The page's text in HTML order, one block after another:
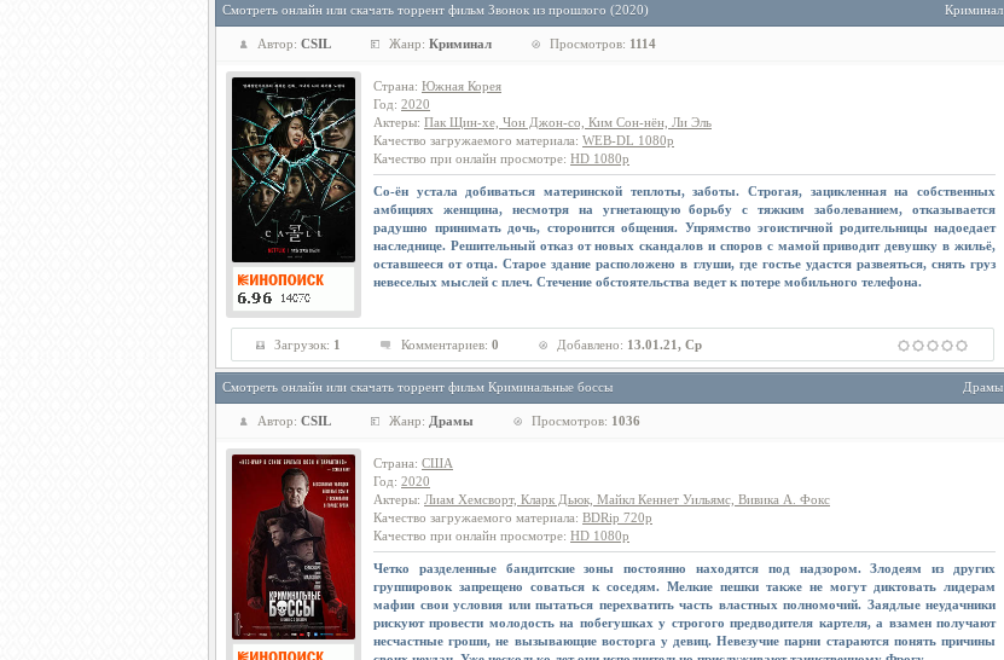
Криминал
Смотреть онлайн или скачать торрент фильм Звонок из прошлого (2020)
Автор: CSIL Жанр: Криминал Просмотров: 1114
Страна: Южная Корея
Год: 2020
Актеры: Пак Щин-хе, Чон Джон-со, Ким Сон-нён, Ли Эль
Качество загружаемого материала: WEB-DL 1080p
Качество при онлайн просмотре: HD 1080p
Со-ён устала добиваться материнской теплоты, заботы. Строгая, зацикленная на собственных
амбициях женщина, несмотря на угнетающую борьбу с тяжким заболеванием, отказывается
радушно принимать дочь, сторонится общения. Упрямство эгоистичной родительницы надоедает
наследнице. Решительный отказ от новых скандалов и споров с мамой приводит девушку в жильё,
оставшееся от отца. Старое здание расположено в глуши, где гостье удастся развеяться, снять груз
невеселых мыслей с плеч. Стечение обстоятельства ведет к потере мобильного телефона.
Загрузок: 1 Комментариев: 0 Добавлено: 13.01.21, Ср
Драмы
Смотреть онлайн или скачать торрент фильм Криминальные боссы
Автор: CSIL Жанр: Драмы Просмотров: 1036
Страна: США
Год: 2020
Актеры: Лиам Хемсворт, Кларк Дьюк, Майкл Кеннет Уильямс, Вивика А. Фокс
Качество загружаемого материала: BDRip 720p
Качество при онлайн просмотре: HD 1080p
Четко разделенные бандитские зоны постоянно находятся под надзором. Злодеям из других
группировок запрещено соваться к соседям. Мелкие пешки также не могут диктовать лидерам
мафии свои условия или пытаться перехватить часть властных полномочий. Заядлые неудачники
рискуют провести молодость на побегушках у строгого предводителя картеля, а взамен получают
несчастные гроши, не вызывающие восторга у девиц. Невезучие парни стараются понять причины